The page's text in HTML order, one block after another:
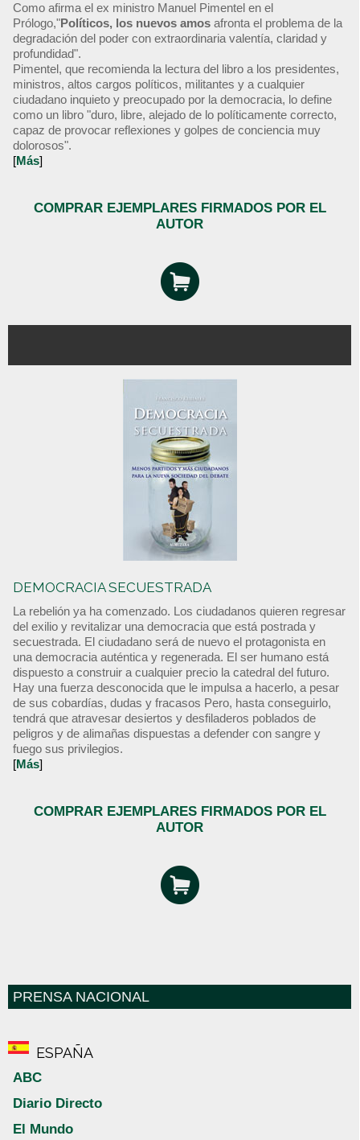
Como afirma el ex ministro Manuel Pimentel en el
Prólogo,"Políticos, los nuevos amos afronta el problema de la
degradación del poder con extraordinaria valentía, claridad y
profundidad".
Pimentel, que recomienda la lectura del libro a los presidentes,
ministros, altos cargos políticos, militantes y a cualquier
ciudadano inquieto y preocupado por la democracia, lo define
como un libro "duro, libre, alejado de lo políticamente correcto,
capaz de provocar reflexiones y golpes de conciencia muy
dolorosos".
[Más]
COMPRAR EJEMPLARES FIRMADOS POR EL
AUTOR
DEMOCRACIA SECUESTRADA
La rebelión ya ha comenzado. Los ciudadanos quieren regresar
del exilio y revitalizar una democracia que está postrada y
secuestrada. El ciudadano será de nuevo el protagonista en
una democracia auténtica y regenerada. El ser humano está
dispuesto a construir a cualquier precio la catedral del futuro.
Hay una fuerza desconocida que le impulsa a hacerlo, a pesar
de sus cobardías, dudas y fracasos Pero, hasta conseguirlo,
tendrá que atravesar desiertos y desfiladeros poblados de
peligros y de alimañas dispuestas a defender con sangre y
fuego sus privilegios.
[Más]
COMPRAR EJEMPLARES FIRMADOS POR EL
AUTOR
PRENSA NACIONAL
ESPAÑA
ABC
Diario Directo
El Mundo